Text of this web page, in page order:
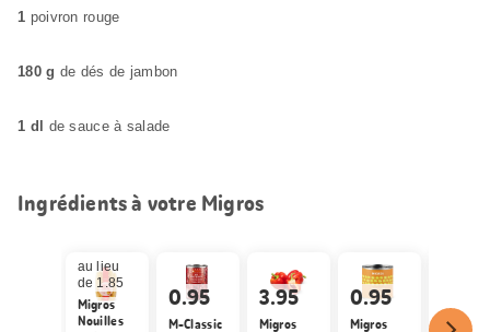
1 poivron rouge
180 g de dés de jambon
1 dl de sauce à salade
Ingrédients à votre Migros
de moins
au lieu
de 1.85
Migros
Nouilles
0.95
M-Classic
3.95
Migros
0.95
Migros
IP-